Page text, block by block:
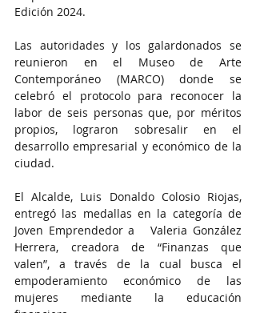
Edición 2024.
Las autoridades y los galardonados se
reunieron en el Museo de Arte
Contemporáneo (MARCO) donde se
celebró el protocolo para reconocer la
labor de seis personas que, por méritos
propios, lograron sobresalir en el
desarrollo empresarial y económico de la
ciudad.
El Alcalde, Luis Donaldo Colosio Riojas,
entregó las medallas en la categoría de
Joven Emprendedor a   Valeria González
Herrera, creadora de “Finanzas que
valen”, a través de la cual busca el
empoderamiento económico de las
mujeres mediante la educación